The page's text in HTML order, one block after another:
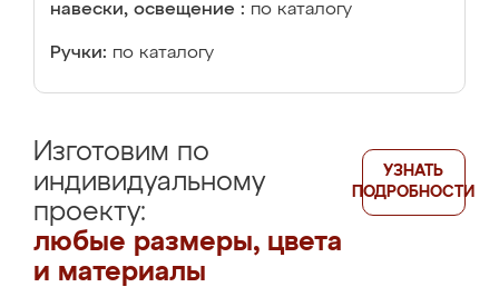
навески, освещение : по каталогу
Ручки: по каталогу
Изготовим по
индивидуальному
проекту:
любые размеры, цвета
и материалы
УЗНАТЬ
ПОДРОБНОСТИ